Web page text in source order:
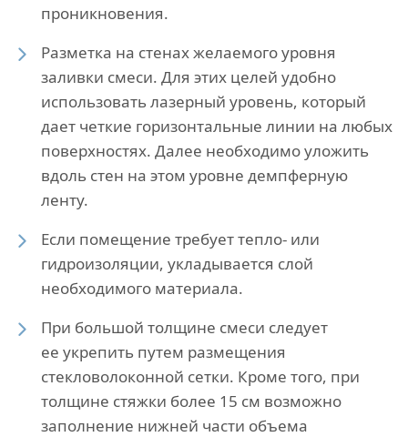
проникновения.
Разметка на стенах желаемого уровня
заливки смеси. Для этих целей удобно
использовать лазерный уровень, который
дает четкие горизонтальные линии на любых
поверхностях. Далее необходимо уложить
вдоль стен на этом уровне демпферную
ленту.
Если помещение требует тепло- или
гидроизоляции, укладывается слой
необходимого материала.
При большой толщине смеси следует
ее укрепить путем размещения
стекловолоконной сетки. Кроме того, при
толщине стяжки более 15 см возможно
заполнение нижней части объема